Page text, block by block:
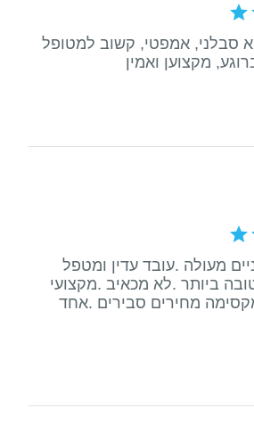
סבלני, אמפטי, קשוב למטופל
מקצוען ואמין
מעולה .עובד עדין ומטפל
ביותר .לא מכאיב .מקצועי
מחירים סבירים .אחד